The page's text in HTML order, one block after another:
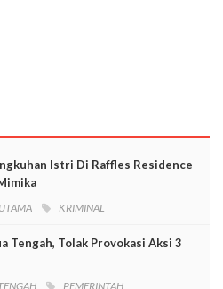
Istri Di Raffles Residence
KRIMINAL
Tengah, Tolak Provokasi Aksi 3
PEMERINTAH